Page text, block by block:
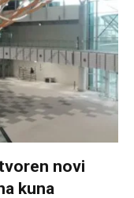
novi
kuna